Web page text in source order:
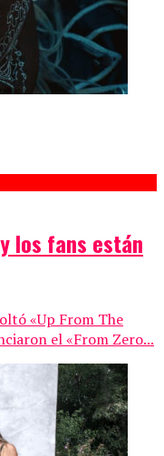
los fans están
«Up From The
el «From Zero...